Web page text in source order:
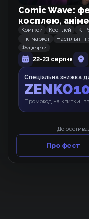
Вебкомікс
Від
Межа
Comic Wave:
косплею, аніме
Комікси Косплей K-
Гік-маркет
Настільні
Фудкорти
22-23 серпня
Спеціальна знижка
ZENKO10
Промокод на квитки,
До
Про фест